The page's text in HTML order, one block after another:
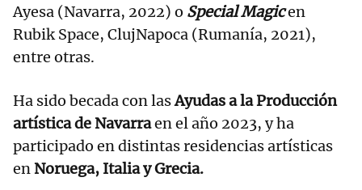
Ayesa (Navarra, 2022) o Special Magicen
Rubik Space, ClujNapoca (Rumanía, 2021),
entre otras.
Ha sido becada con lasAyudas a la Producción
artística de Navarraen el año 2023, y ha
participado en distintas residencias artísticas
en Noruega, Italia y Grecia.